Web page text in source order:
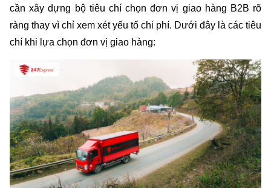
cần xây dựng bộ tiêu chí chọn đơn vị giao hàng B2B rõ
ràng thay vì chỉ xem xét yếu tố chi phí. Dưới đây là các tiêu
chí khi lựa chọn đơn vị giao hàng: